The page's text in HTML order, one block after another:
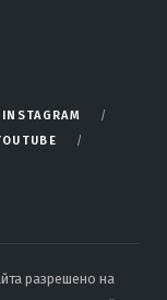
INSTAGRAM
разрешено на